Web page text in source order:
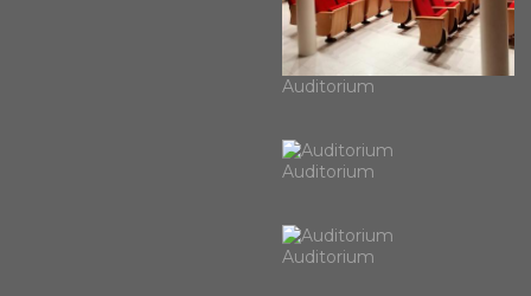
Auditorium
Auditorium
Auditorium